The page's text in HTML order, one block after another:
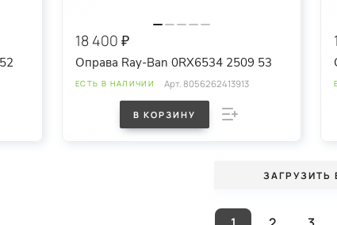
18 400 ₽
Оправа Ray-Ban 0RX6534 2509 53
ЕСТЬ В НАЛИЧИИ Арт.8056262413913
В КОРЗИНУ
ЗАГРУЗИТЬ